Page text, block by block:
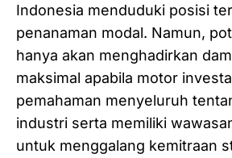
Indonesia menduduki posisi
penanaman modal. Namun,
hanya akan menghadirkan
maksimal apabila motor
pemahaman menyeluruh
industri serta memiliki
untuk menggalang kemitraan